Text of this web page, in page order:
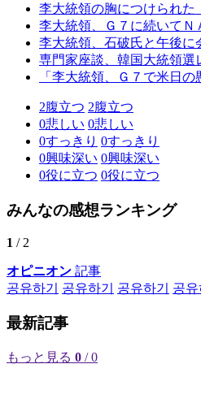
李大統領の胸につけられ
李大統領、Ｇ７に続いて
李大統領、石破氏と午後
専門家座談、韓国大統領選
「李大統領、Ｇ７で米日
2腹立つ 2腹立つ
0悲しい 0悲しい
0すっきり 0すっきり
0興味深い 0興味深い
0役に立つ 0役に立つ
みんなの感想ランキング
1 / 2
オピニオン 記事
공유하기
공유하기 공유하기 공유
最新記事
もっと見る 0 / 0